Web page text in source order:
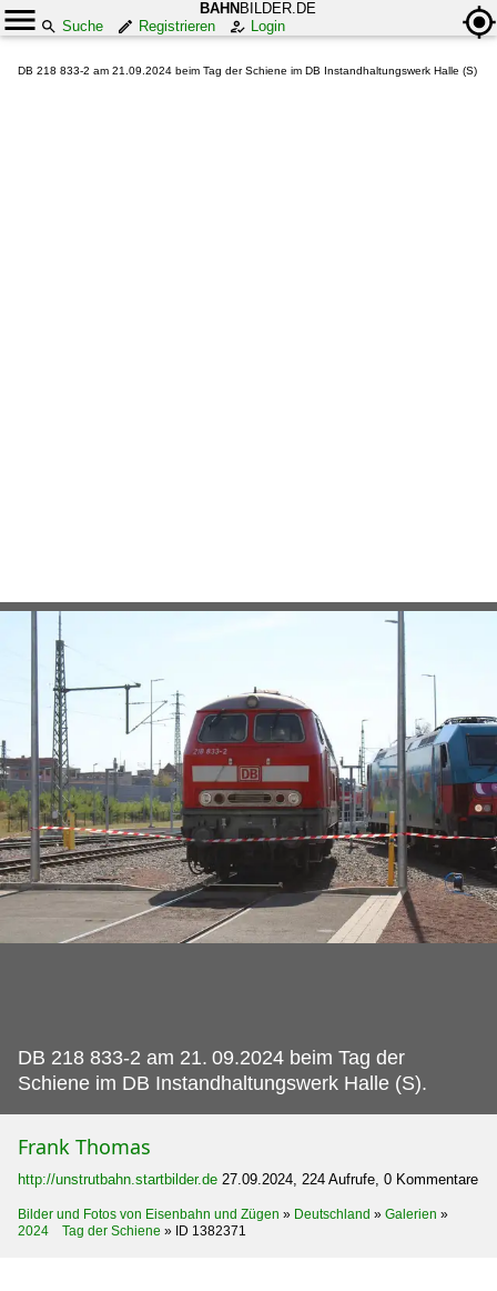
BAHN BILDER.DE
Suche
Registrieren Login
DB 218 833-2 am 21.09.2024 beim Tag der Schiene im DB Instandhaltungswerk Halle (S)
DB 218 833-2 am 21. 09.2024 beim Tag der
Schiene im DB Instandhaltungswerk Halle (S).
Frank Thomas
http://unstrutbahn.startbilder.de 27.09.2024, 224 Aufrufe, 0 Kommentare
Bilder und Fotos von Eisenbahn und Zügen » Deutschland » Galerien »
2024 Tag der Schiene » ID 1382371